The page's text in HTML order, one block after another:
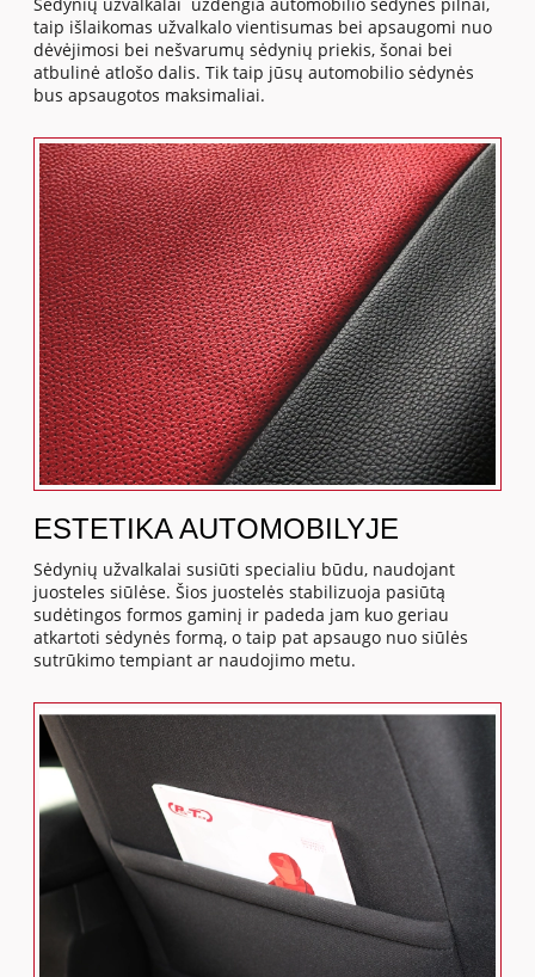
taip išlaikomas užvalkalo vientisumas bei apsaugomi nuo
dėvėjimosi bei nešvarumų sėdynių priekis, šonai bei
atbulinė atlošo dalis. Tik taip jūsų automobilio sėdynės
bus apsaugotos maksimaliai.
ESTETIKA AUTOMOBILYJE
Sėdynių užvalkalai susiūti specialiu būdu, naudojant
juosteles siūlėse. Šios juostelės stabilizuoja pasiūtą
sudėtingos formos gaminį ir padeda jam kuo geriau
atkartoti sėdynės formą, o taip pat apsaugo nuo siūlės
sutrūkimo tempiant ar naudojimo metu.